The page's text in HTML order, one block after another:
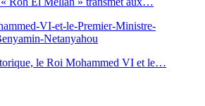
le Roi Mohammed VI et le…